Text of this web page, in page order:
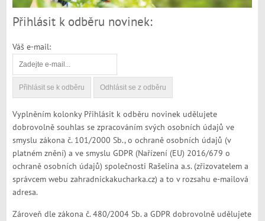
Přihlásit k odběru novinek:
Váš e-mail:
Vyplněním kolonky Přihlásit k odběru novinek udělujete
dobrovolně souhlas se zpracováním svých osobních údajů ve
smyslu zákona č. 101/2000 Sb., o ochraně osobních údajů (v
platném znění) a ve smyslu GDPR (Nařízení (EU) 2016/679 o
ochraně osobních údajů) společnosti Rašelina a.s. (zřizovatelem a
správcem webu zahradnickakucharka.cz) a to v rozsahu e-mailová
adresa.
Zároveň dle zákona č. 480/2004 Sb. a GDPR dobrovolně udělujete